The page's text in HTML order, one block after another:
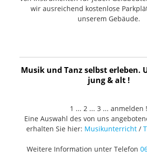
wir ausreichend kostenlose
unserem Gebäude.
Musik und Tanz selbst erleben.
jung & alt !
1 ... 2 ... 3 ... anmelden !
Eine Auswahl des von uns
erhalten Sie hier: Musikunterricht/
Weitere Information unter Telefon